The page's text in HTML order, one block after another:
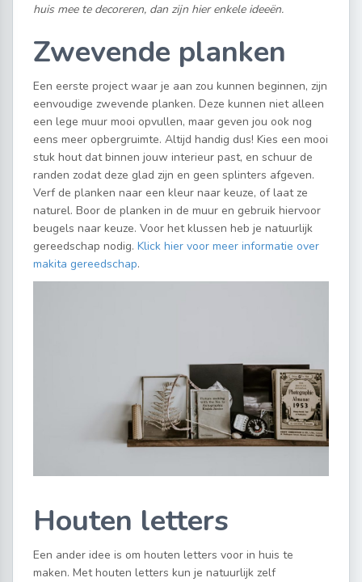
huis mee te decoreren, dan zijn hier enkele ideeën.
Zwevende planken
Een eerste project waar je aan zou kunnen beginnen, zijn
eenvoudige zwevende planken. Deze kunnen niet alleen
een lege muur mooi opvullen, maar geven jou ook nog
eens meer opbergruimte. Altijd handig dus! Kies een mooi
stuk hout dat binnen jouw interieur past, en schuur de
randen zodat deze glad zijn en geen splinters afgeven.
Verf de planken naar een kleur naar keuze, of laat ze
naturel. Boor de planken in de muur en gebruik hiervoor
beugels naar keuze. Voor het klussen heb je natuurlijk
gereedschap nodig. Klick hier voor meer informatie over
makita gereedschap.
Houten letters
Een ander idee is om houten letters voor in huis te
maken. Met houten letters kun je natuurlijk zelf